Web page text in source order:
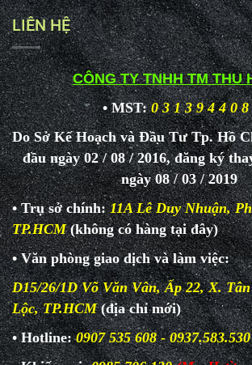
LIÊN HỆ
CÔNG TY TNHH TM THU
• MST: 0 3 1 3 9 4 4 0 8
Do Sở Kế Hoạch và Đầu Tư Tp. Hồ
đầu ngày 02 / 08 / 2016, đăng ký
ngày 08 / 03 / 2019
• Trụ sở chính:11A Lê Duy Nhuận,
TP.HCM (không có hàng tại đây)
• Văn phòng giao dịch và làmviệc:
D15/26/1D Võ Văn Vân, Ấp 22, X.
Lộc, TP.HCM(địa chỉ mới)
• Hotline:0907 535 608 -